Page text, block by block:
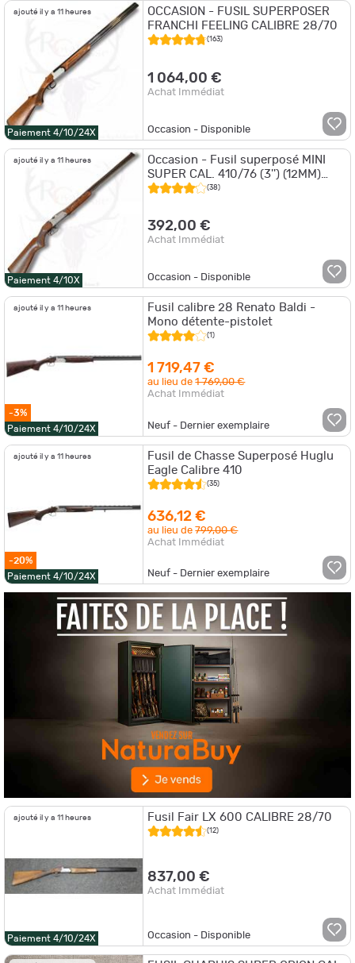
ajouté il y a 11 heures
Paiement 4/10/24X
OCCASION - FUSIL SUPERPOSER
FRANCHI FEELING CALIBRE 28/70
(163)
1 064,00 €
Achat Immédiat
Occasion - Disponible
ajouté il y a 11 heures
Paiement 4/10X
Occasion - Fusil superposé MINI
SUPER CAL. 410/76 (3'') (12MM)
MANUARM(38)
392,00 €
Achat Immédiat
Occasion - Disponible
ajouté il y a 11 heures
-3%
Paiement 4/10/24X
Fusil calibre 28 Renato Baldi -
Mono détente-pistolet
(1)
1 719,47 €
au lieu de1 769,00 €
Achat Immédiat
Neuf - Dernier exemplaire
ajouté il y a 11 heures
-20%
Paiement 4/10/24X
Fusil de Chasse Superposé Huglu
Eagle Calibre 410
(35)
636,12 €
au lieu de799,00 €
Achat Immédiat
Neuf - Dernier exemplaire
ajouté il y a 11 heures
Paiement 4/10/24X
Fusil Fair LX 600 CALIBRE 28/70
(12)
837,00 €
Achat Immédiat
Occasion - Disponible